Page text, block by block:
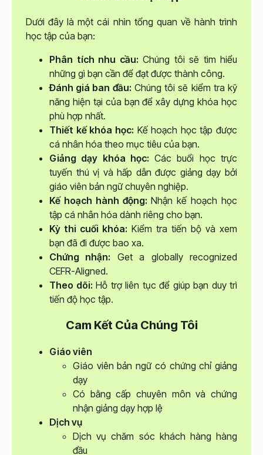
Dưới đây là một cái nhìn tổng quan về hành trình
học tập của bạn:
Phân tích nhu cầu: Chúng tôi sẽ tìm hiểu
những gì bạn cần để đạt được thành công.
Đánh giá ban đầu: Chúng tôi sẽ kiểm tra kỹ
năng hiện tại của bạn để xây dựng khóa học
phù hợp nhất.
Thiết kế khóa học: Kế hoạch học tập được
cá nhân hóa theo mục tiêu của bạn.
Giảng dạy khóa học: Các buổi học trực
tuyến thú vị và hấp dẫn được giảng dạy bởi
giáo viên bản ngữ chuyên nghiệp.
Kế hoạch hành động: Nhận kế hoạch học
tập cá nhân hóa dành riêng cho bạn.
Kỳ thi cuối khóa: Kiểm tra tiến bộ và xem
bạn đã đi được bao xa.
Chứng nhận: Get a globally recognized
CEFR-Aligned.
Theo dõi: Hỗ trợ liên tục để giúp bạn duy trì
tiến độ học tập.
Cam Kết Của Chúng Tôi
Giáo viên
Giáo viên bản ngữ có chứng chỉ giảng
dạy
Có bằng cấp chuyên môn và chứng
nhận giảng dạy hợp lệ
Dịch vụ
Dịch vụ chăm sóc khách hàng hàng
đầu